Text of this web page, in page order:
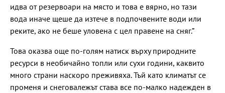
идва от резервоари на място и това е вярно, но тази
вода иначе щеше да изтече в подпочвените води или
реките, ако не беше уловена с цел правене на сняг.”
Това оказва още по-голям натиск върху природните
ресурси в необичайно топли или сухи години, каквито
много страни наскоро преживяха. Тъй като климатът се
променя и снеговалежът става все по-малко надежден в